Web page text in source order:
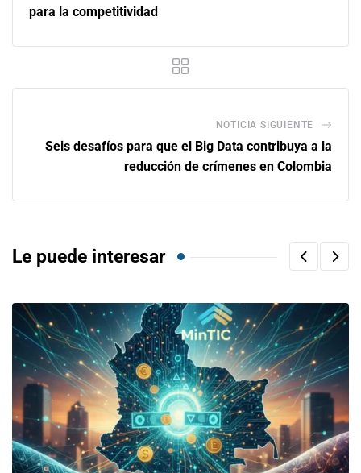
para la competitividad
NOTICIA SIGUIENTE
Seis desafíos para que el Big Data contribuya a la
reducción de crímenes en Colombia
Le puede interesar